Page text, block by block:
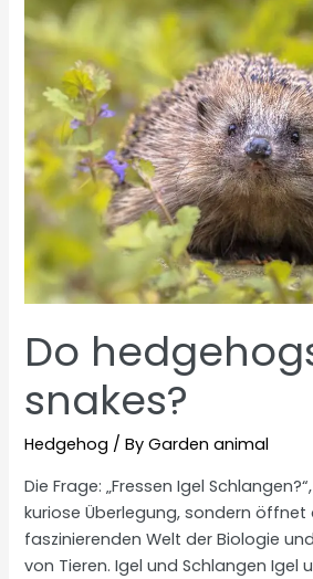
Do
snakes?
Hedgehog / ByGarden animal
Die Frage: „Fressen Igel
kuriose Überlegung, sondern öffnet
faszinierenden Welt der Biologie
von Tieren. Igel und Schlangen Igel